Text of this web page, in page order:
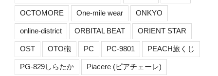
OCTOMORE One-mile wear ONKYO
online-district ORBITAL BEAT ORIENT STAR
OST OTO砲 PC PC-9801 PEACH旅くじ
PG-829しらたか Piacere (ピアチェーレ)